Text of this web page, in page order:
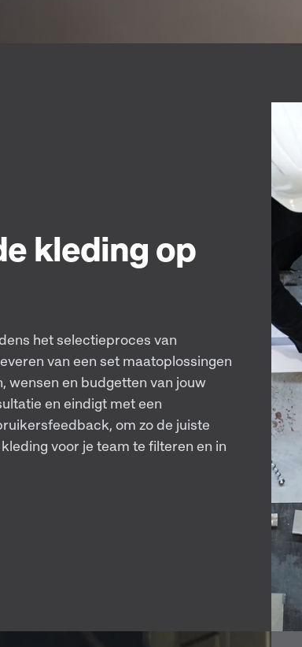
kleding op
het selectieproces van
van een set maatoplossingen
wensen en budgetten van jouw
en eindigt met een
om zo de juiste
voor je team te filteren en in